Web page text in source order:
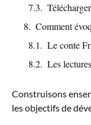
Comment
Le conte
Les
Construisons
les objectifs de